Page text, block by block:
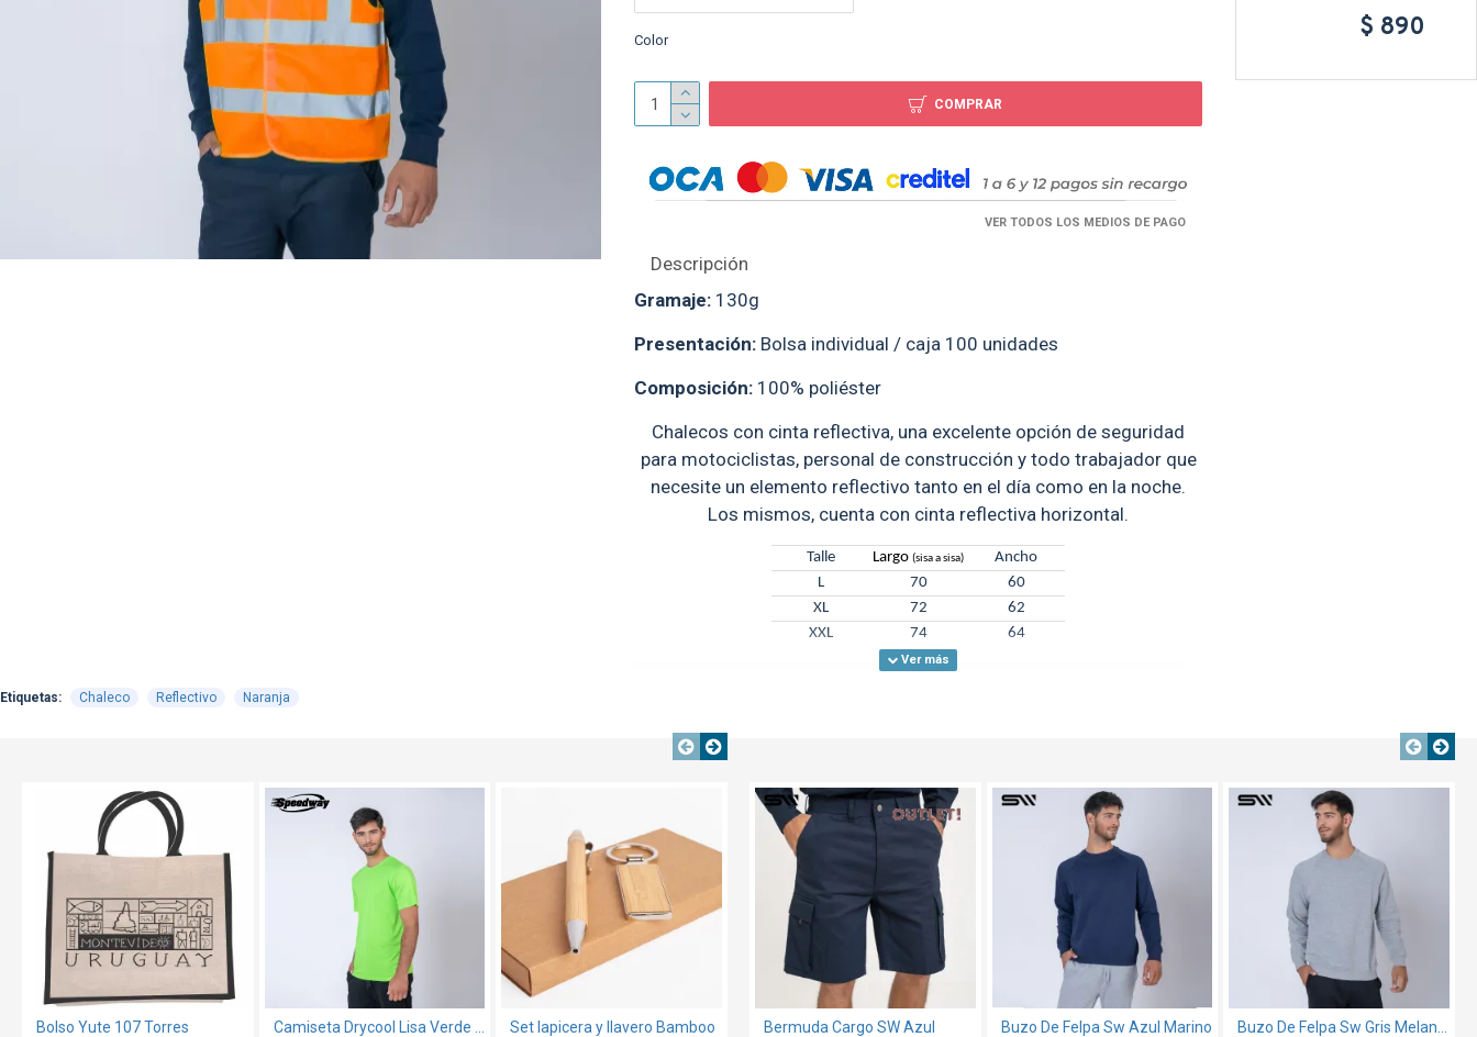
Color
COMPRAR
Descripción
Gramaje: 130g
Presentación: Bolsa individual / caja 100 unidades
Composición: 100% poliéster
Chalecos con cinta reflectiva, una excelente opción de seguridad
para motociclistas, personal de construcción y todo trabajador que
necesite un elemento reflectivo tanto en el día como en la noche.
Los mismos, cuenta con cinta reflectiva horizontal.
Talle Largo (sisa a sisa)
Ancho
L
70
60
XL
72
62
XXL
74 64
VER TODOS LOS MEDIOS DE PAGO
Etiquetas: Chaleco Reflectivo Naranja
$ 890
Bolso Yute 107 Torres
TEXTTRANSPARENTE
Set lapicera y llavero Bamboo
TEXTTRANSPARENTE
Remera Polo Ae Manga Larga Rojo
TEXTTRANSPARENTEOUT
Bermuda Cargo SW Azul
TEXTTRANSPARENTE
Buzo De Felpa Sw Azul Marino
TEXTTRANSPARENTE